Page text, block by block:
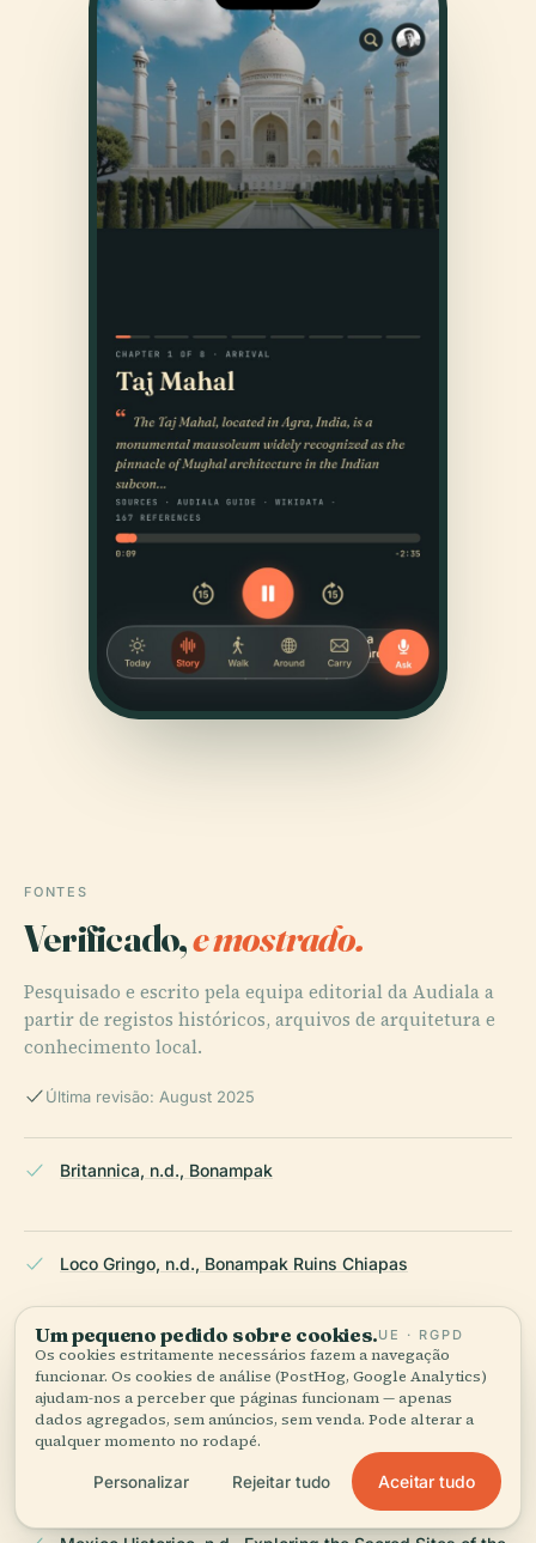
FONTES
Verificado,e mostrado.
Pesquisado e escrito pela equipa editorial da Audiala a
partir de registos históricos, arquivos de arquitetura e
conhecimento local.
Última revisão: August 2025
Britannica, n.d., Bonampak
Loco Gringo, n.d., Bonampak Ruins Chiapas
Wikivoyage, n.d., Bonampak
The Brain Chamber, n.d., Bonampak
Um pequeno pedido sobre cookies.UE · RGPD
Os cookies estritamente necessários fazem a navegação
funcionar. Os cookies de análise (PostHog, Google Analytics)
ajudam-nos a perceber que páginas funcionam — apenas
dados agregados, sem anúncios, sem venda. Pode alterar a
qualquer momento no rodapé.
Personalizar Rejeitar tudo Aceitar tudo